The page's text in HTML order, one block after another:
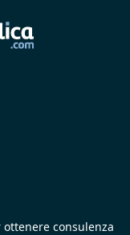
consulenza